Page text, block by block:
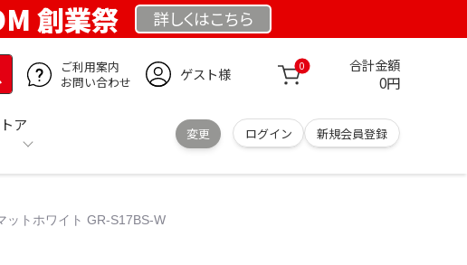
創業祭 詳しくはこちら
ご利用案内
お問い合わせ
ゲスト様 0 合計金額
0円
ア
変更 ログイン 新規会員登録
ットホワイト GR-S17BS-W